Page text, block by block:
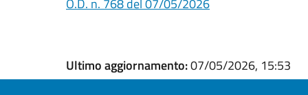
O.D. n. 768 del 07/05/2026
Ultimo aggiornamento:07/05/2026, 15:53